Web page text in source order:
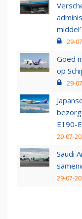
middel’
29-
Goed
op
29-
E190-
29-07-
Saudi
29-07-